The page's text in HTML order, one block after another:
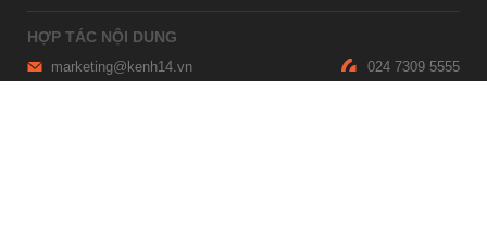
HỢP TÁC NỘI DUNG
marketing@kenh14.vn 024 7309 5555